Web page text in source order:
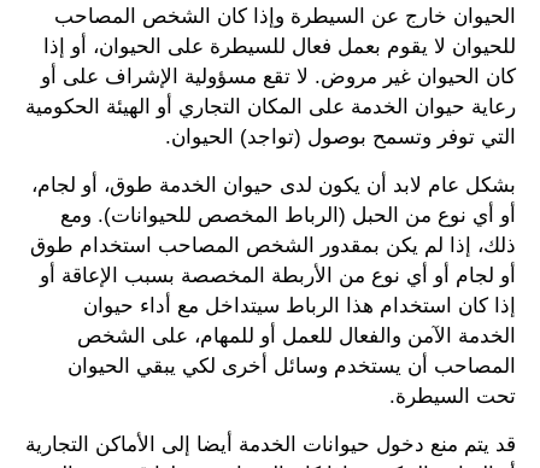
الحيوان خارج عن السيطرة وإذا كان الشخص المصاحب
للحيوان لا يقوم بعمل فعال للسيطرة على الحيوان، أو إذا
كان الحيوان غير مروض. لا تقع مسؤولية الإشراف على أو
رعاية حيوان الخدمة على المكان التجاري أو الهيئة الحكومية
التي توفر وتسمح بوصول (تواجد) الحيوان.
بشكل عام لابد أن يكون لدى حيوان الخدمة طوق، أو لجام،
أو أي نوع من الحبل (الرباط المخصص للحيوانات). ومع
ذلك، إذا لم يكن بمقدور الشخص المصاحب استخدام طوق
أو لجام أو أي نوع من الأربطة المخصصة بسبب الإعاقة أو
إذا كان استخدام هذا الرباط سيتداخل مع أداء حيوان
الخدمة الآمن والفعال للعمل أو للمهام، على الشخص
المصاحب أن يستخدم وسائل أخرى لكي يبقي الحيوان
تحت السيطرة.
قد يتم منع دخول حيوانات الخدمة أيضا إلى الأماكن التجارية